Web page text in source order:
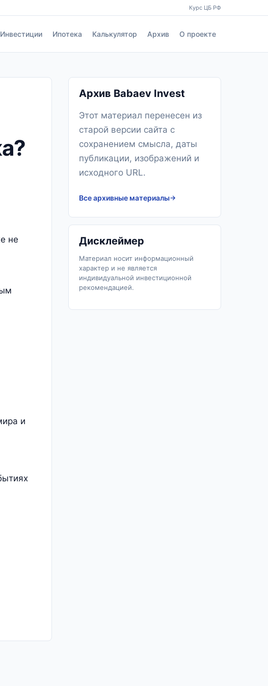
Курс ЦБ РФ
Инвестиции Ипотека Калькулятор Архив О проекте
не
и
Архив Babaev Invest
Этот материал перенесен из
старой версии сайта с
сохранением смысла, даты
публикации, изображений и
исходного URL.
Все архивные материалы
Дисклеймер
Материал носит информационный
характер и не является
индивидуальной инвестиционной
рекомендацией.